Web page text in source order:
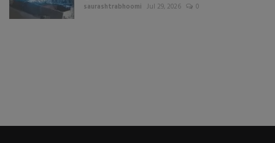
saurashtrabhoomi Jul 29, 2026 0